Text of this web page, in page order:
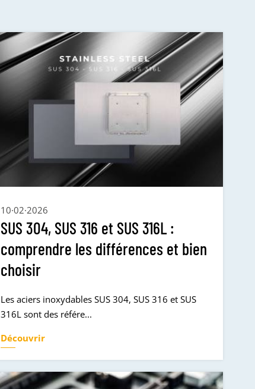
10·02·2026
SUS 304, SUS 316 et SUS 316L :
comprendre les différences et bien
choisir
Les aciers inoxydables SUS 304, SUS 316 et SUS
316L sont des référe...
Découvrir